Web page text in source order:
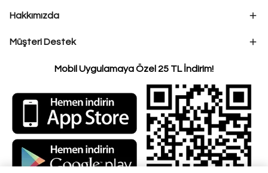
Hakkımızda
Müşteri Destek
Mobil Uygulamaya Özel 25 TL İndirim!